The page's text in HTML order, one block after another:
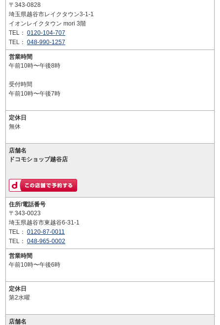
〒343-0828
埼玉県越谷市レイクタウン3-1-1
イオンレイクタウン mori 3階
TEL： 0120-104-707
TEL： 048-990-1257
営業時間
午前10時〜午後8時
受付時間
午前10時〜午後7時
定休日
無休
店舗名
ドコモショップ越谷店
住所/電話番号
〒343-0023
埼玉県越谷市東越谷6-31-1
TEL： 0120-87-0011
TEL： 048-965-0002
営業時間
午前10時〜午後6時
定休日
第2水曜
店舗名